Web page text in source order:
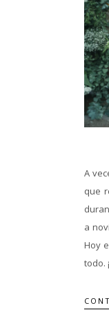
A
que
a
Hoy
todo.